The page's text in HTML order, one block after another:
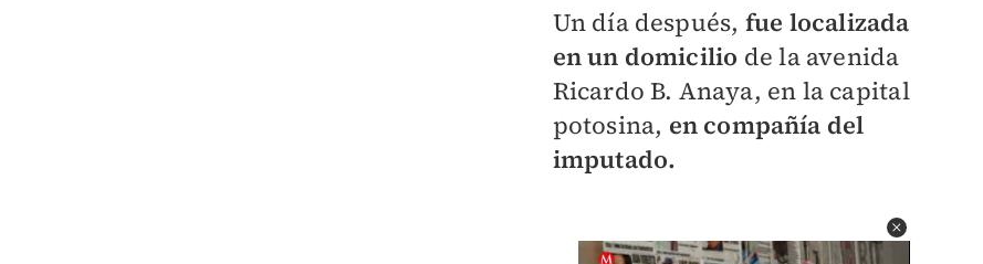
Un día después, fue localizada
en un domicilio de la avenida
Ricardo B. Anaya, en la capital
potosina, en compañía del
imputado.